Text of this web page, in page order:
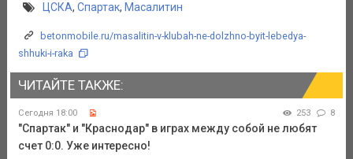
ЦСКА, Спартак, Масалитин
betonmobile.ru/masalitin-v-klubah-ne-dolzhno-byit-lebedya-
shhuki-i-raka
ЧИТАЙТЕ ТАКЖЕ:
Сегодня 18:00 253 8
"Спартак" и "Краснодар" в играх между собой не любят
счет 0:0. Уже интересно!